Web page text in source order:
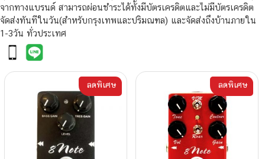
จากทางแบรนด์ สามารถผ่อนชำระได้ทั้งมีบัตรเครดิตและไม่มีบัตรเครดิต
จัดส่งทันทีในวัน(สำหรับกรุงเทพและปริมณฑล) และจัดส่งถึงบ้านภายใน
1-3วัน ทั่วประเทศ
ลดพิเศษ ลดพิเศษ